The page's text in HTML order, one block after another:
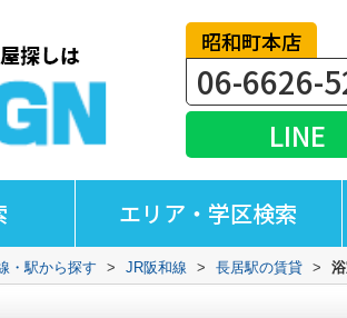
昭和町本店
06-6626-
LINE
エリア・学区検索
・駅から探す > JR阪和線 > 長居駅の賃貸 >